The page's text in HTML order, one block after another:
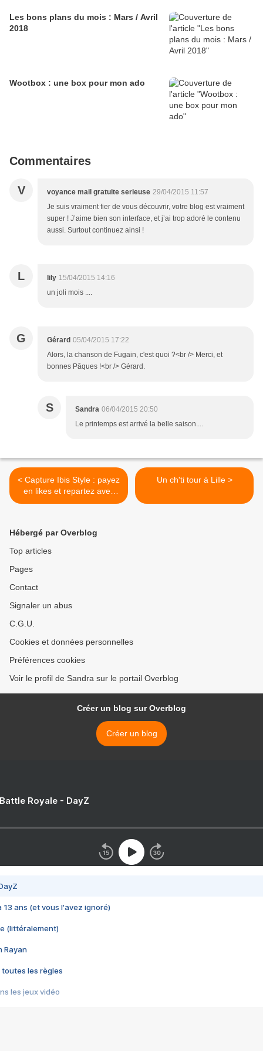
Les bons plans du mois : Mars / Avril
2018
Wootbox : une box pour mon ado
Commentaires
V voyance mail gratuite serieuse 29/04/2015 11:57
Je suis vraiment fier de vous découvrir, votre blog est vraiment
super ! J’aime bien son interface, et j’ai trop adoré le contenu
aussi. Surtout continuez ainsi !
L lily 15/04/2015 14:16
un joli mois ....
G Gérard 05/04/2015 17:22
Alors, la chanson de Fugain, c'est quoi ?<br /> Merci, et
bonnes Pâques !<br /> Gérard.
S Sandra 06/04/2015 20:50
Le printemps est arrivé la belle saison....
< Capture Ibis Style : payez
en likes et repartez avec
une déco design
Un ch'ti tour à Lille >
Hébergé par Overblog
Top articles
Pages
Contact
Signaler un abus
C.G.U.
Cookies et données personnelles
Préférences cookies
Voir le profil de Sandra sur le portail Overblog
Créer un blog sur Overblog
Créer un blog
Royale - DayZ
13 ans (et vous l'avez ignoré)
(littéralement)
Rayan
toutes les règles
les jeux vidéo